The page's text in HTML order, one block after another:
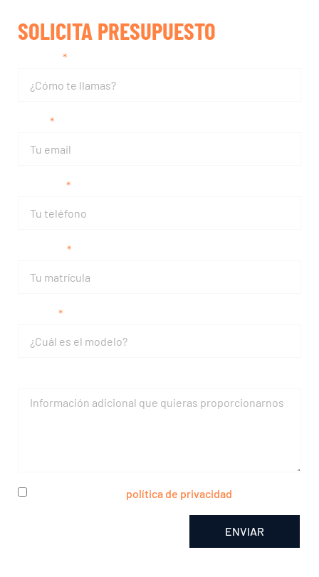
SOLICITA PRESUPUESTO
política de privacidad
ENVIAR